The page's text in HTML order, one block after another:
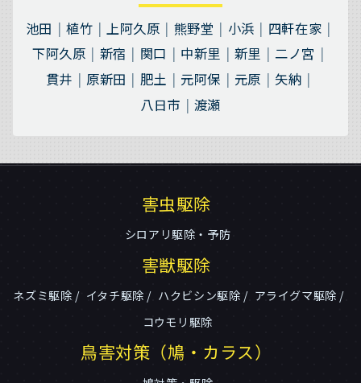
池田 植竹 上阿久原 熊野堂 小浜
四軒在家
下阿久原
新宿 関口 中新里 新里
二ノ宮
貫井
原新田 肥土 元阿保 元原
矢納
八日市
渡瀬
害虫駆除
シロアリ駆除・予防
害獣駆除
ネズミ駆除 イタチ駆除 ハクビシン駆除
アライグマ駆除
コウモリ駆除
鳥害対策（鳩・カラス）